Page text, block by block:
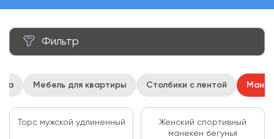
Фильтр
Вес кг
Мебель для квартиры Столбики с лентой
Торс мужской удлиненный
Женский спортивный
манекен бегунья